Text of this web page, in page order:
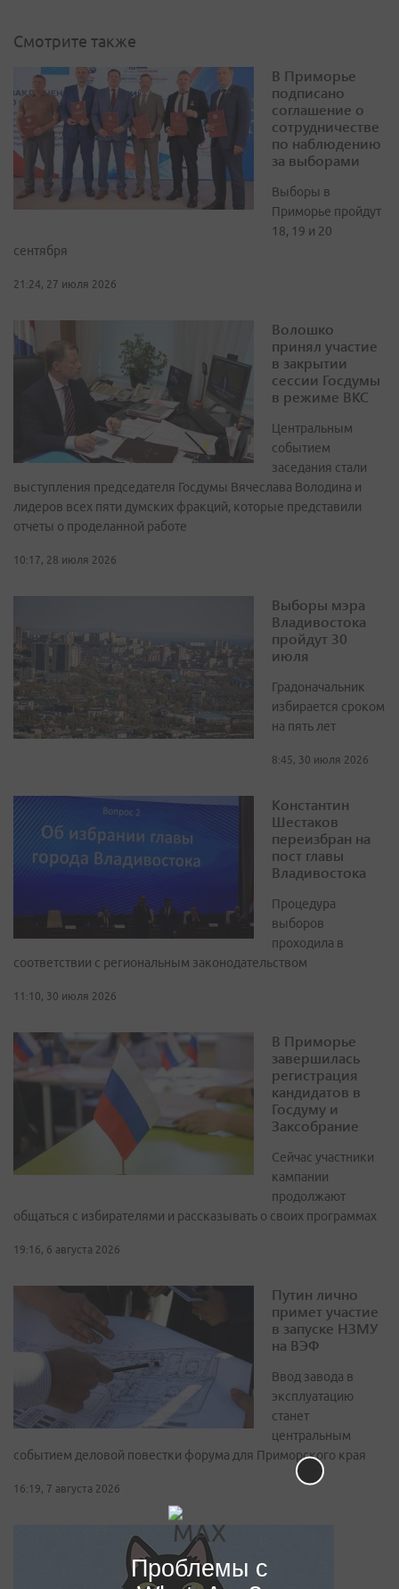
Смотрите также
В Приморье
подписано
соглашение о
сотрудничестве
по наблюдению
за выборами
Выборы в
Приморье пройдут
18, 19 и 20
сентября
21:24, 27 июля 2026
Волошко
принял участие
в закрытии
сессии Госдумы
в режиме ВКС
Центральным
событием
заседания стали
выступления председателя Госдумы Вячеслава Володина и
лидеров всех пяти думских фракций, которые представили
отчеты о проделанной работе
10:17, 28 июля 2026
Выборы мэра
Владивостока
пройдут 30
июля
Градоначальник
избирается сроком
на пять лет
8:45, 30 июля 2026
Константин
Шестаков
переизбран на
пост главы
Владивостока
Процедура
выборов
проходила в
соответствии с региональным законодательством
11:10, 30 июля 2026
В Приморье
завершилась
регистрация
кандидатов в
Госдуму и
Заксобрание
Сейчас участники
кампании
продолжают
общаться с избирателями и рассказывать о своих программах
19:16, 6 августа 2026
Путин лично
примет участие
в запуске НЗМУ
на ВЭФ
Ввод завода в
эксплуатацию
станет
центральным
событием деловой повестки форума для Приморского края
16:19, 7 августа 2026
Проблемы с